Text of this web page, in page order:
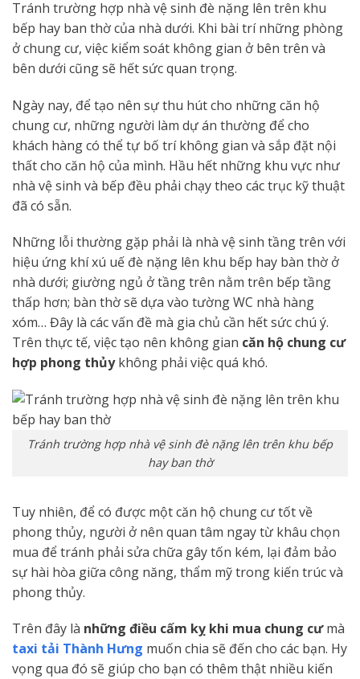
Tránh trường hợp nhà vệ sinh đè nặng lên trên khu
bếp hay ban thờ của nhà dưới. Khi bài trí những phòng
ở chung cư, việc kiểm soát không gian ở bên trên và
bên dưới cũng sẽ hết sức quan trọng.
Ngày nay, để tạo nên sự thu hút cho những căn hộ
chung cư, những người làm dự án thường để cho
khách hàng có thể tự bố trí không gian và sắp đặt nội
thất cho căn hộ của mình. Hầu hết những khu vực như
nhà vệ sinh và bếp đều phải chạy theo các trục kỹ thuật
đã có sẵn.
Những lỗi thường gặp phải là nhà vệ sinh tầng trên với
hiệu ứng khí xú uế đè nặng lên khu bếp hay bàn thờ ở
nhà dưới; giường ngủ ở tầng trên nằm trên bếp tầng
thấp hơn; bàn thờ sẽ dựa vào tường WC nhà hàng
xóm… Đây là các vấn đề mà gia chủ cần hết sức chú ý.
Trên thực tế, việc tạo nên không gian căn hộ chung cư
hợp phong thủykhông phải việc quá khó.
Tránh trường hợp nhà vệ sinh đè nặng lên trên khu bếp
hay ban thờ
Tuy nhiên, để có được một căn hộ chung cư tốt về
phong thủy, người ở nên quan tâm ngay từ khâu chọn
mua để tránh phải sửa chữa gây tốn kém, lại đảm bảo
sự hài hòa giữa công năng, thẩm mỹ trong kiến trúc và
phong thủy.
Trên đây là những điều cấm kỵ khi mua chung cưmà
taxi tải Thành Hưng muốn chia sẽ đến cho các bạn. Hy
vọng qua đó sẽ giúp cho bạn có thêm thật nhiều kiến